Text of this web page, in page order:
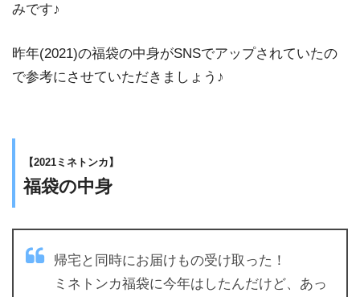
みです♪
昨年(2021)の福袋の中身がSNSでアップされていたの
で参考にさせていただきましょう♪
【2021ミネトンカ】
福袋の中身
帰宅と同時にお届けもの受け取った！
ミネトンカ福袋に今年はしたんだけど、あっ